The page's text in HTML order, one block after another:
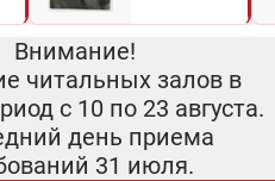
Внимание!
читальных залов в
с 10 по 23 августа.
день приема
31 июля.